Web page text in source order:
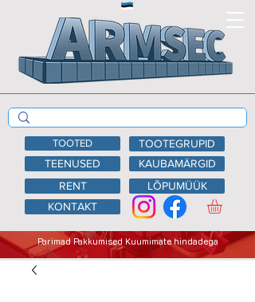
TEENUSED
KAUBAMÄRGID
RENT
LÕPUMÜÜK
KONTAKT
Parimad Pakkumised Kuumimate hindadega
TOOTED TOOTEGRUPID